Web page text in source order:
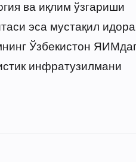
ва иқлим ўзгариши
эса мустақил
Ўзбекистон
инфратузилмани